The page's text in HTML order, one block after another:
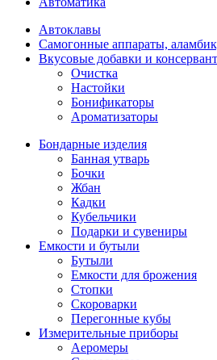
Автоклавы
Самогонные аппараты,
Вкусовые добавки и
Очистка
Настойки
Бонификаторы
Ароматизаторы
Бондарные изделия
Банная утварь
Бочки
Жбан
Кадки
Кубельчики
Подарки и сувениры
Емкости и бутыли
Бутыли
Емкости для брожения
Стопки
Скороварки
Перегонные кубы
Измерительные приборы
Аеромеры